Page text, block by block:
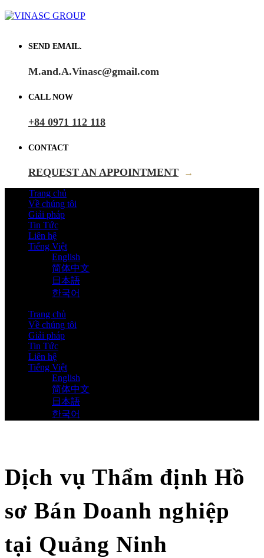
SEND EMAIL.
M.and.A.Vinasc@gmail.com
CALL NOW
+84 0971 112 118
CONTACT
REQUEST AN APPOINTMENT →
Trang chủ
Về chúng tôi
Giải pháp
Tin Tức
Liên hệ
Tiếng Việt
English
简体中文
日本語
한국어
Trang chủ
Về chúng tôi
Giải pháp
Tin Tức
Liên hệ
Tiếng Việt
English
简体中文
日本語
한국어
Dịch vụ Thẩm định Hồ
sơ Bán Doanh nghiệp
tại Quảng Ninh